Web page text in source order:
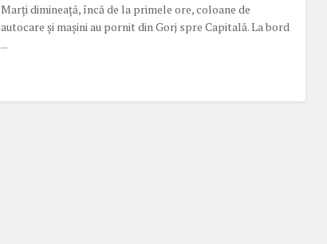
Marți dimineață, încă de la primele ore, coloane de
autocare și mașini au pornit din Gorj spre Capitală. La bord
...